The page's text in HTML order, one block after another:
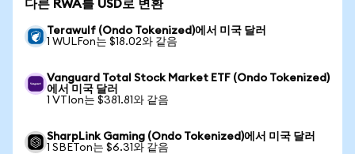
다른 RWA를 USD로 변환
Terawulf (Ondo Tokenized)에서 미국 달러
1 WULFon는 $18.02와 같음
Vanguard Total Stock Market ETF (Ondo Tokenized)
에서 미국 달러
1 VTIon는 $381.81와 같음
SharpLink Gaming (Ondo Tokenized)에서 미국 달러
1 SBETon는 $6.31와 같음